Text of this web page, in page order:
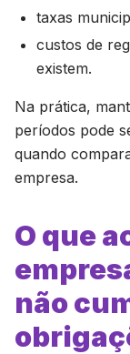
taxas
custos de
existem.
Na prática,
períodos pode
quando
empresa.
O que
não